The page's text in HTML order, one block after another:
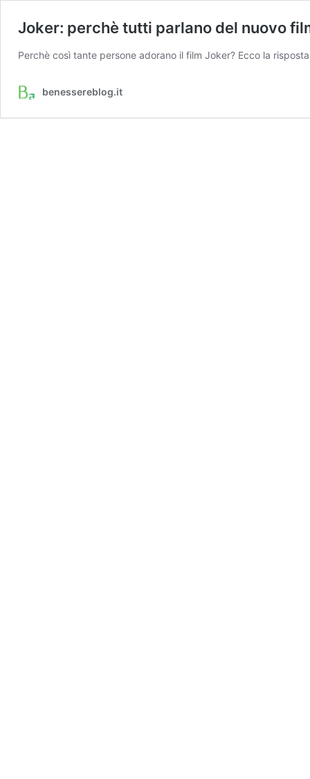
Joker: perchè tutti parlano del nuovo
Perchè così tante persone adorano il film Joker? Ecco la
benessereblog.it